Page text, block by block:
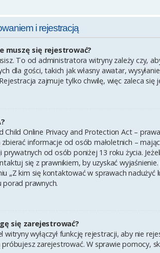
i rejestracją
muszę się rejestrować?
To od administratora witryny zależy czy,
dla gości, takich jak własny awatar,
zajmuje tylko chwilę, więc zaleca się
Child Online Privacy and Protection Act –
informacje od osób małoletnich –
prywatnych od osób poniżej 13 roku życia.
się z prawnikiem, by uzyskać
„Z kim się kontaktować w sprawach
porad prawnych.
się zarejestrować?
witryny wyłączył funkcję rejestracji, aby nie
zarejestrować. W sprawie pomocy,